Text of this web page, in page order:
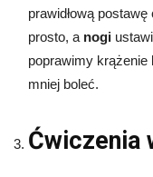
prawidłową
prosto, a nogi
poprawimy krążenie
mniej boleć.
Ćwiczenia